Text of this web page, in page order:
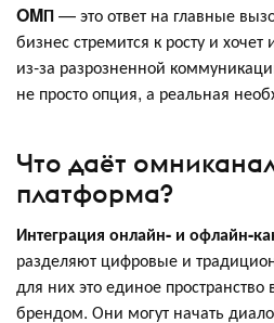
OMП— это ответ на главные
бизнес стремится к росту и
из-за разрозненной
не просто опция, а реальная
Что даёт
платформа?
Интеграция онлайн- и офлайн-
разделяют цифровые и
для них это единое
брендом. Они могут начать